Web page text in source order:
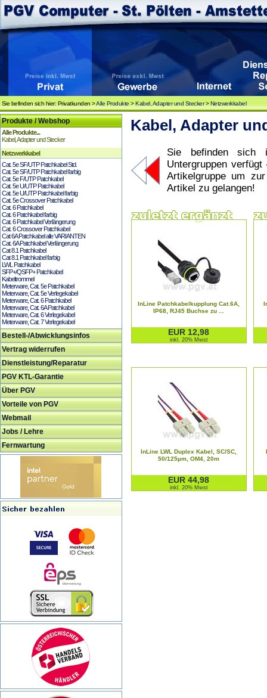
Sie befinden sich hier: Privatkunden >Alle Produkte >Kabel, Adapter und Stecker>Netzwerkkabel
Produkte / Webshop
Alle Produkte...
Kabel, Adapter und Stecker
Netzwerkkabel
Cat. 5e SF/UTP Patchkabel Std.
Cat. 5e SF/UTP Patchkabel farbig
Cat. 5e F/UTP Patchkabel
Cat. 5e U/UTP Patchkabel
Cat. 5e U/UTP Patchkabel farbig
Cat. 5e Crossover Patchkabel
Cat. 6 Patchkabel
Cat. 6 Patchkabel farbig
Cat. 6 Patchkabel Verlängerung
Cat. 6 Crossover Patchkabel
Cat 6A Patchkabel alle VARIANTEN
Cat. 6A Patchkabel Verlängerung
Cat 8.1 Patchkabel
Cat 8.1 Patchkabel farbig
LWL Patchkabel
SFP+/QSFP+ Patchkabel
Kabeltrommel
Meterware, Cat. 5e Patchkabel
Meterware, Cat. 5e Verlegekabel
Meterware, Cat. 6 Patchkabel
Meterware, Cat. 6A Patchkabel
Meterware, Cat. 6 Verlegekabel
Meterware, Cat. 7 Verlegekabel
Bestell-/Abwicklungsinfos
Vertrag widerrufen
Dienstleistung/Reparatur
PGV KTL-Garantie
Über PGV
Vorteile von PGV
Webmail
Jobs / Lehre
Fernwartung
Kabel, Adapter
Sie befinden sich
Untergruppen
Artikelgruppe um
Artikel zu gelangen!
InLine Patchkabelkupplung Cat.6A,
IP68, RJ45 Buchse zu ...
EUR 12,98
inkl. 20% Mwst
InLine LWL Duplex Kabel, SC/SC,
50/125µm, OM4, 20m
EUR 44,98
inkl. 20% Mwst